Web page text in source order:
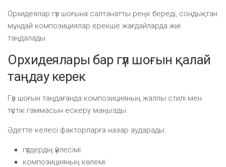
Орхидеялар гүл шоғына салтанатты реңк береді, сондықтан
мұндай композициялар ерекше жағдайларда жиі
таңдалады.
Орхидеялары бар гүл шоғын қалай
таңдау керек
Гүл шоғын таңдағанда композицияның жалпы стилі мен
түстік гаммасын ескеру маңызды.
Әдетте келесі факторларға назар аударады:
гүлдердің үйлесімі
композицияның көлемі